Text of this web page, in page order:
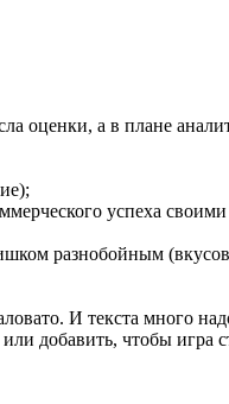
оценки, а в плане
успеха
разнобойным
И текста много
добавить, чтобы игра